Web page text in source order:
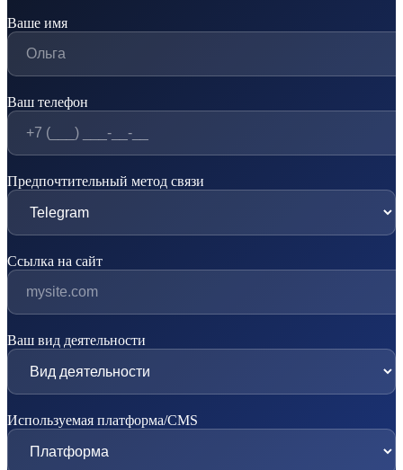
Ваше имя
Ваш телефон
Предпочтительный метод связи
Ссылка на сайт
Ваш вид деятельности
Используемая платформа/CMS